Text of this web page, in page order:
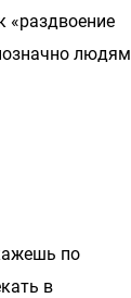
«раздвоение
людям
по
в